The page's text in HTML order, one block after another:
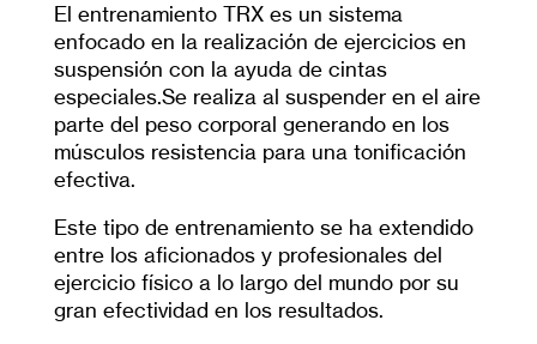
El entrenamiento TRX es un sistema
enfocado en la realización de ejercicios en
suspensión con la ayuda de cintas
especiales.Se realiza al suspender en el aire
parte del peso corporal generando en los
músculos resistencia para una tonificación
efectiva.
Este tipo de entrenamiento se ha extendido
entre los aficionados y profesionales del
ejercicio físico a lo largo del mundo por su
gran efectividad en los resultados.